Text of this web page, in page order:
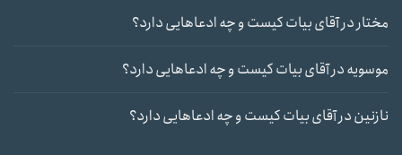
مختاردرآقای بیات کیست و چه ادعاهایی دارد؟
موسویهدرآقای بیات کیست و چه ادعاهایی دارد؟
نازنیندرآقای بیات کیست و چه ادعاهایی دارد؟